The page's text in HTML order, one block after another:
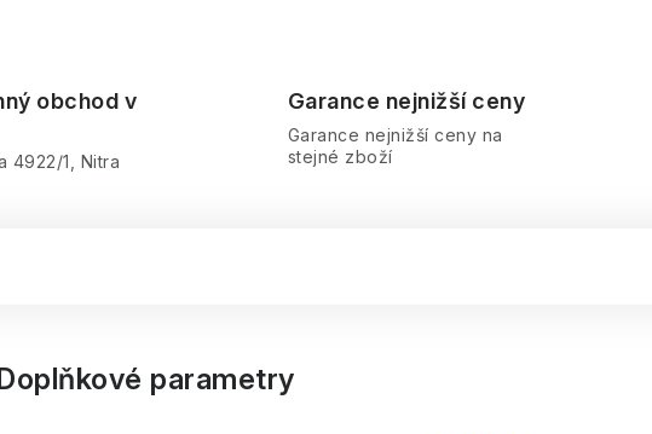
obchod v
4922/1, Nitra
Garance nejnižší ceny
Garance nejnižší ceny na
stejné zboží
parametry